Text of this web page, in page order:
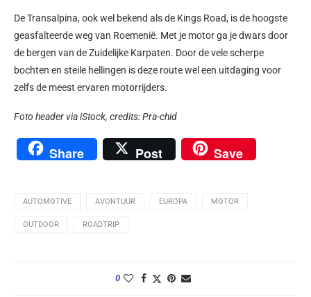
De Transalpina, ook wel bekend als de Kings Road, is de hoogste
geasfalteerde weg van Roemenië. Met je motor ga je dwars door
de bergen van de Zuidelijke Karpaten. Door de vele scherpe
bochten en steile hellingen is deze route wel een uitdaging voor
zelfs de meest ervaren motorrijders.
Foto header via iStock, credits:Pra-chid
Share Post Save
AUTOMOTIVE AVONTUUR EUROPA MOTOR
OUTDOOR ROADTRIP
0